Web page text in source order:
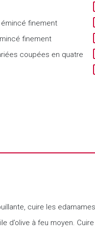
finement
finement
coupées en quatre
cuire les
d’olive à feu moyen. Cuire